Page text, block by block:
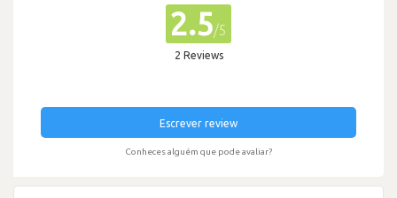
2.5/5
2 Reviews
Escrever review
Conheces alguém que pode avaliar?